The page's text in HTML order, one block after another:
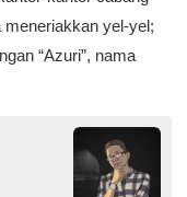
meneriakkan yel-yel;
“Azuri”, nama